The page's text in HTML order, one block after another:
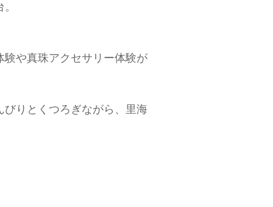
や真珠アクセサリー体験が
びりとくつろぎながら、里海